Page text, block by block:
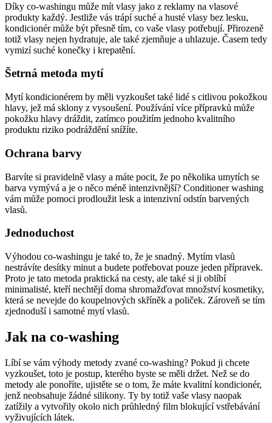
Díky co-washingu může mít vlasy jako z reklamy na vlasové
produkty každý. Jestliže vás trápí suché a husté vlasy bez lesku,
kondicionér může být přesně tím, co vaše vlasy potřebují. Přirozeně
totiž vlasy nejen hydratuje, ale také zjemňuje a uhlazuje. Časem tedy
vymizí suché konečky i krepatění.
Šetrná metoda mytí
Mytí kondicionérem by měli vyzkoušet také lidé s citlivou pokožkou
hlavy, jež má sklony z vysoušení. Používání více přípravků může
pokožku hlavy dráždit, zatímco použitím jednoho kvalitního
produktu riziko podráždění snížíte.
Ochrana barvy
Barvíte si pravidelně vlasy a máte pocit, že po několika umytích se
barva vymývá a je o něco méně intenzivnější? Conditioner washing
vám může pomoci prodloužit lesk a intenzivní odstín barvených
vlasů.
Jednoduchost
Výhodou co-washingu je také to, že je snadný. Mytím vlasů
nestrávíte desítky minut a budete potřebovat pouze jeden přípravek.
Proto je tato metoda praktická na cesty, ale také si ji oblíbí
minimalisté, kteří nechtějí doma shromažďovat množství kosmetiky,
která se nevejde do koupelnových skříněk a poliček. Zároveň se tím
zjednoduší i samotné mytí vlasů.
Jak na co-washing
Líbí se vám výhody metody zvané co-washing? Pokud ji chcete
vyzkoušet, toto je postup, kterého byste se měli držet. Než se do
metody ale ponoříte, ujistěte se o tom, že máte kvalitní kondicionér,
jenž neobsahuje žádné silikony. Ty by totiž vaše vlasy naopak
zatížily a vytvořily okolo nich průhledný film blokující vstřebávání
vyživujících látek.